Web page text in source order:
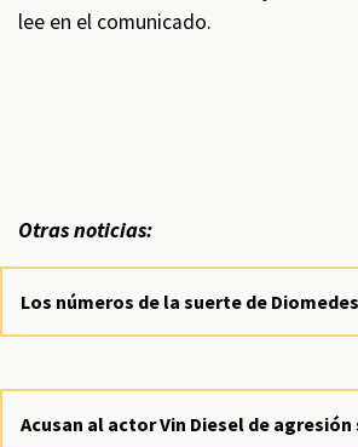
lee en el comunicado.
Otras noticias:
Los números de la suerte de
Acusan al actor Vin Diesel de agresión